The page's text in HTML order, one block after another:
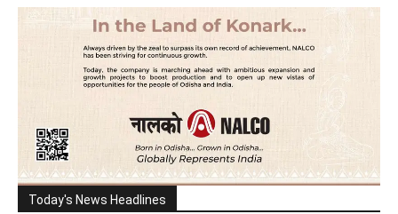
Today's News Headlines